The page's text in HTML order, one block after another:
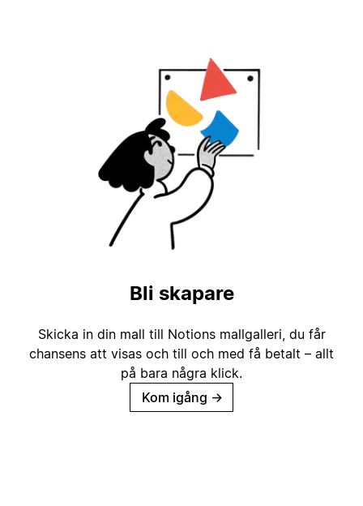
Bli skapare
Skicka in din mall till Notions mallgalleri, du får
chansens att visas och till och med få betalt – allt
på bara några klick.
Kom igång →